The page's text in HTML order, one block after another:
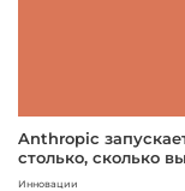
Anthropic
столько, сколько
Инновации